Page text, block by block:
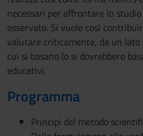
necessari per affrontare lo
osservato. Si vuole così
valutare criticamente, da un lato
cui si basano (o si dovrebbero
educativi.
Programma
Principi del metodo